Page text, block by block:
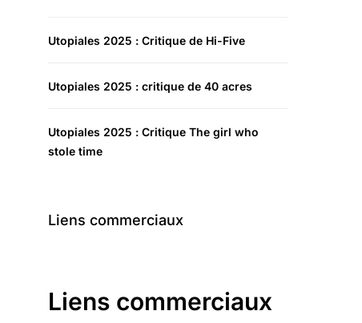
Utopiales 2025 : Critique de Hi-Five
Utopiales 2025 : critique de 40 acres
Utopiales 2025 : Critique The girl who
stole time
Liens commerciaux
Liens commerciaux